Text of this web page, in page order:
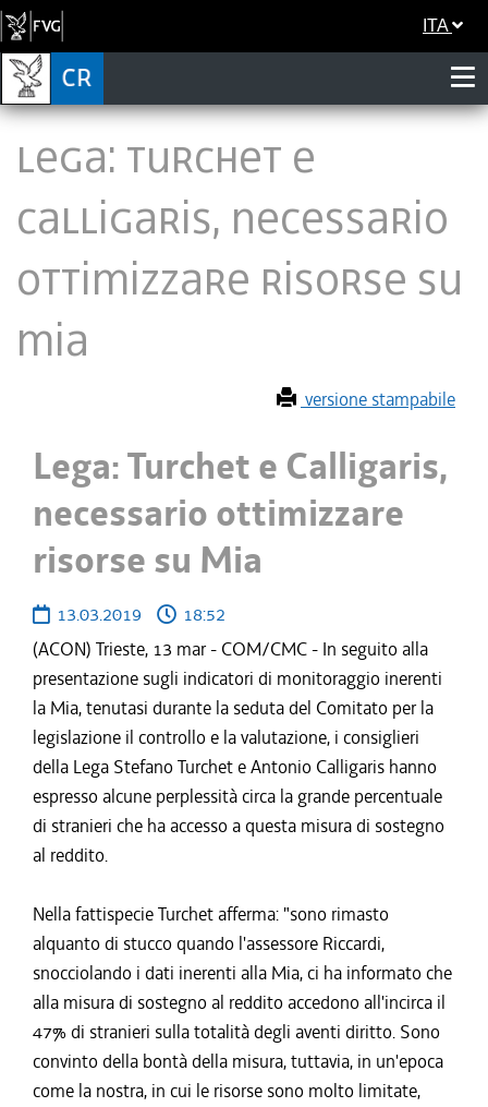
ITA
Lega: Turchet e
Calligaris, necessario
ottimizzare risorse su
Mia
versione stampabile
Lega: Turchet e Calligaris,
necessario ottimizzare
risorse su Mia
13.03.2019
18:52
(ACON) Trieste, 13 mar - COM/CMC - In seguito alla
presentazione sugli indicatori di monitoraggio inerenti
la Mia, tenutasi durante la seduta del Comitato per la
legislazione il controllo e la valutazione, i consiglieri
della Lega Stefano Turchet e Antonio Calligaris hanno
espresso alcune perplessità circa la grande percentuale
di stranieri che ha accesso a questa misura di sostegno
al reddito.
Nella fattispecie Turchet afferma: "sono rimasto
alquanto di stucco quando l'assessore Riccardi,
snocciolando i dati inerenti alla Mia, ci ha informato che
alla misura di sostegno al reddito accedono all'incirca il
47% di stranieri sulla totalità degli aventi diritto. Sono
convinto della bontà della misura, tuttavia, in un'epoca
come la nostra, in cui le risorse sono molto limitate,